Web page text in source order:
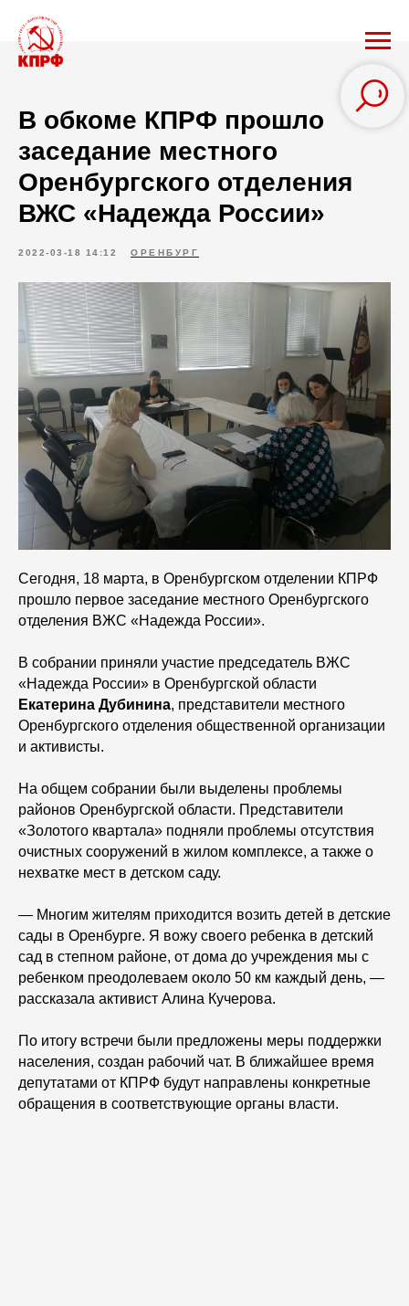
В обкоме КПРФ прошло
заседание местного
Оренбургского отделения
ВЖС «Надежда России»
2022-03-18 14:12 ОРЕНБУРГ
Сегодня, 18 марта, в Оренбургском отделении КПРФ
прошло первое заседание местного Оренбургского
отделения ВЖС «Надежда России».
В собрании приняли участие председатель ВЖС
«Надежда России» в Оренбургской области
Екатерина Дубинина, представители местного
Оренбургского отделения общественной организации
и активисты.
На общем собрании были выделены проблемы
районов Оренбургской области. Представители
«Золотого квартала» подняли проблемы отсутствия
очистных сооружений в жилом комплексе, а также о
нехватке мест в детском саду.
— Многим жителям приходится возить детей в детские
сады в Оренбурге. Я вожу своего ребенка в детский
сад в степном районе, от дома до учреждения мы с
ребенком преодолеваем около 50 км каждый день, —
рассказала активист Алина Кучерова.
По итогу встречи были предложены меры поддержки
населения, создан рабочий чат. В ближайшее время
депутатами от КПРФ будут направлены конкретные
обращения в соответствующие органы власти.